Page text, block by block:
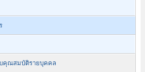
คุณสมบัติรายบุคคล